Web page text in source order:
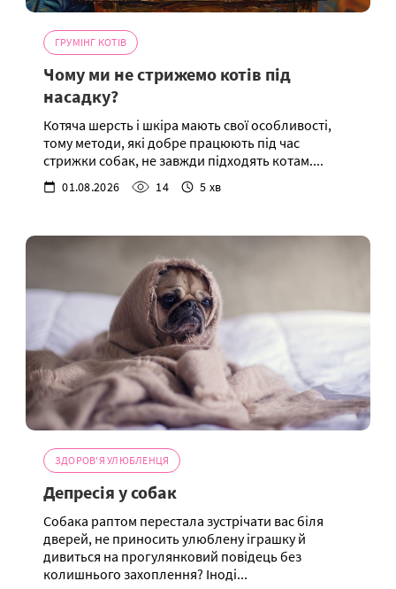
ГРУМІНГ КОТІВ
Чому ми не стрижемо котів під
насадку?
Котяча шерсть і шкіра мають свої особливості,
тому методи, які добре працюють під час
стрижки собак, не завжди підходять котам....
01.08.2026 14 5 хв
ЗДОРОВ'Я УЛЮБЛЕНЦЯ
Депресія у собак
Собака раптом перестала зустрічати вас біля
дверей, не приносить улюблену іграшку й
дивиться на прогулянковий повідець без
колишнього захоплення? Іноді...